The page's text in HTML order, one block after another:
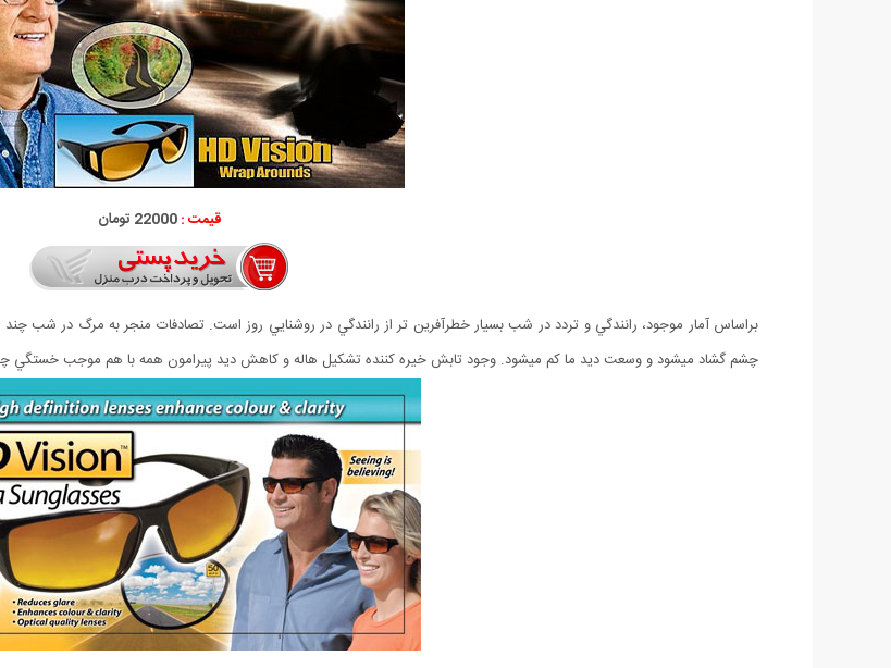
قیمت :
براساس آمار موجود، رانندگي و تردد در شب بسيار خطرآفرين تر از رانندگي در روشنايي روز است. تصادفات منجر به مرگ در شب
چشم گشاد ميشود و وسعت ديد ما كم ميشود. وجود تابش خيره كننده تشكيل هاله و كاهش ديد پيرامون همه با هم موجب خستگي